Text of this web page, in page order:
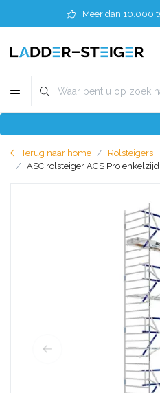
Meer dan 10.000
Terug naar home
Rolsteigers
ASC rolsteiger AGS Pro